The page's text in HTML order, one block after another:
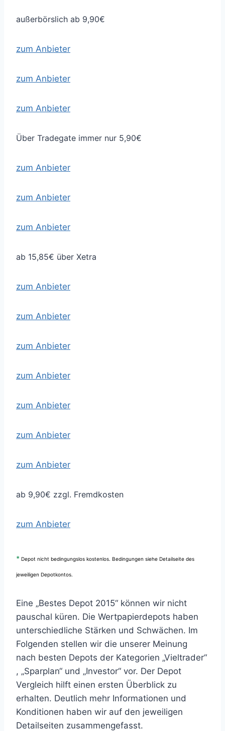
außerbörslich ab 9,90€
zum Anbieter
zum Anbieter
zum Anbieter
Über Tradegate immer nur 5,90€
zum Anbieter
zum Anbieter
zum Anbieter
ab 15,85€ über Xetra
zum Anbieter
zum Anbieter
zum Anbieter
zum Anbieter
zum Anbieter
zum Anbieter
zum Anbieter
ab 9,90€ zzgl. Fremdkosten
zum Anbieter
* Depot nicht bedingungslos kostenlos. Bedingungen siehe Detailseite des
jeweiligen Depotkontos.
Eine „Bestes Depot 2015“ können wir nicht
pauschal küren. Die Wertpapierdepots haben
unterschiedliche Stärken und Schwächen. Im
Folgenden stellen wir die unserer Meinung
nach besten Depots der Kategorien „Vieltrader“
, „Sparplan“ und „Investor“ vor. Der Depot
Vergleich hilft einen ersten Überblick zu
erhalten. Deutlich mehr Informationen und
Konditionen haben wir auf den jeweiligen
Detailseiten zusammengefasst.